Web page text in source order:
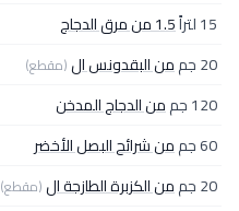
15 لتراً
1.5 من مرق الدجاج
20 جم
من البقدونس ال(مقطع)
120 جم
من الدجاج المدخن
60 جم
من شرائح البصل الأخضر
20 جم
من الكزبرة الطازجة ال(مقطع)